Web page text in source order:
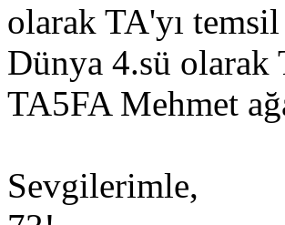
olarak TA'yı
Dünya 4.sü olarak
TA5FA Mehmet
Sevgilerimle,